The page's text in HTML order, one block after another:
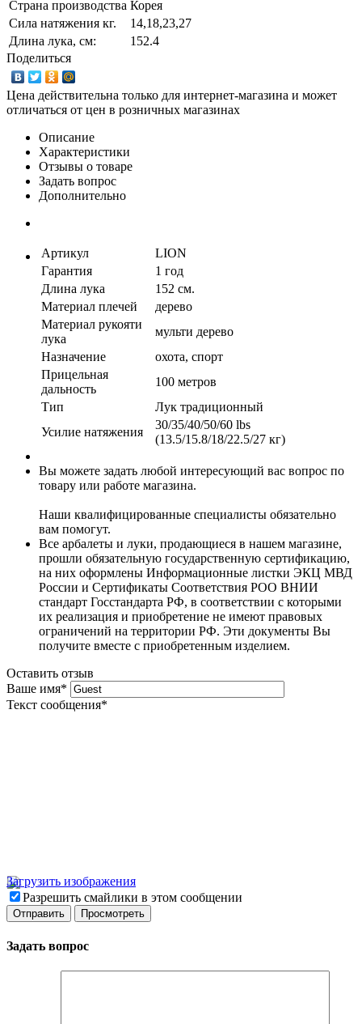
Страна производства Корея
Сила натяжения кг.
14,18,23,27
Длина лука, см:
152.4
Поделиться
Цена действительна только для интернет-магазина и может
отличаться от цен в розничных магазинах
Описание
Характеристики
Отзывы о товаре
Задать вопрос
Дополнительно
Артикул
LION
Гарантия
1 год
Длина лука
152 см.
Материал плечей
дерево
Материал рукояти
лука
мульти дерево
Назначение
охота, спорт
Прицельная
дальность
100 метров
Тип
Лук традиционный
Усилие натяжения
30/35/40/50/60 lbs
(13.5/15.8/18/22.5/27 кг)
Вы можете задать любой интересующий вас вопрос по
товару или работе магазина.
Наши квалифицированные специалисты обязательно
вам помогут.
Все арбалеты и луки, продающиеся в нашем магазине,
прошли обязательную государственную сертификацию,
на них оформлены Информационные листки ЭКЦ МВД
России и Сертификаты Соответствия РОО ВНИИ
стандарт Госстандарта РФ, в соответствии с которыми
их реализация и приобретение не имеют правовых
ограничений на территории РФ. Эти документы Вы
получите вместе с приобретенным изделием.
Оставить отзыв
Ваше имя*
Текст сообщения*
Загрузить изображения
Разрешить смайлики в этом сообщении
Задать вопрос